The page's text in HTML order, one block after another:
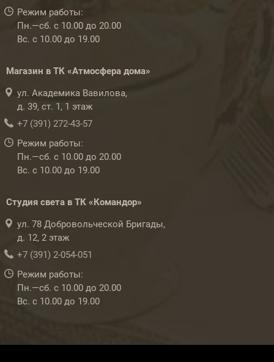
Режим работы:
Пн.—сб. с 10.00 до 20.00
Вс. с 10.00 до 19.00
Магазин в ТК «Атмосфера дома»
ул. Академика Вавилова,
д. 39, ст. 1, 1 этаж
+7 (391) 272-43-57
Режим работы:
Пн.—сб. с 10.00 до 20.00
Вс. с 10.00 до 19.00
Студия света в ТК «Командор»
ул. 78 Добровольческой Бригады,
д. 12, 2 этаж
+7 (391) 2-054-051
Режим работы:
Пн.—сб. с 10.00 до 20.00
Вс. с 10.00 до 19.00